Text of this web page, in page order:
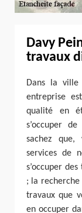
Davy
travaux
Dans la ville
entreprise
qualité en
s’occuper
sachez que,
services de
s’occuper
; la
travaux que
en occuper